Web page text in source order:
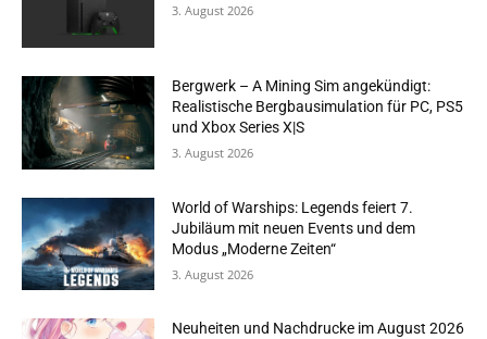
3. August 2026
Bergwerk – A Mining Sim angekündigt:
Realistische Bergbausimulation für PC, PS5
und Xbox Series X|S
3. August 2026
World of Warships: Legends feiert 7.
Jubiläum mit neuen Events und dem
Modus „Moderne Zeiten“
3. August 2026
Neuheiten und Nachdrucke im August 2026